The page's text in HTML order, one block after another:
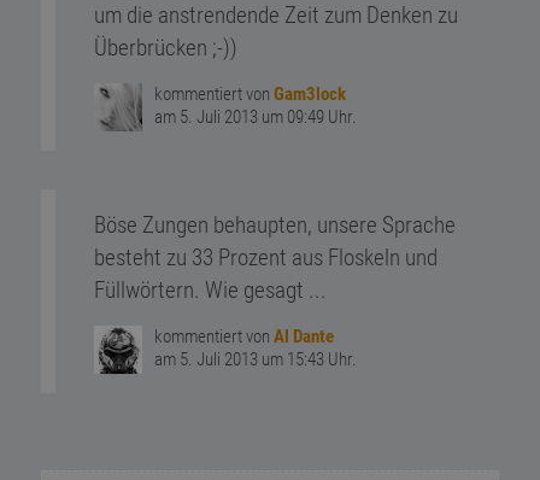
um die anstrendende Zeit zum Denken zu
Überbrücken ;-))
kommentiert von Gam3lock
am 5. Juli 2013 um 09:49 Uhr.
Böse Zungen behaupten, unsere Sprache
besteht zu 33 Prozent aus Floskeln und
Füllwörtern. Wie gesagt ...
kommentiert von Al Dante
am 5. Juli 2013 um 15:43 Uhr.